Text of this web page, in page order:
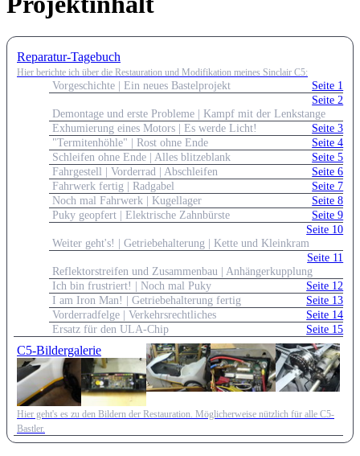
Reparatur-Tagebuch
Hier berichte ich über die Restauration und Modifikation meines Sinclair C5:
Seite 1
Vorgeschichte | Ein neues Bastelprojekt
Seite 2
Demontage und erste Probleme | Kampf mit der Lenkstange
Seite 3
Exhumierung eines Motors | Es werde Licht!
Seite 4
"Termitenhöhle" | Rost ohne Ende
Seite 5
Schleifen ohne Ende | Alles blitzeblank
Seite 6
Fahrgestell | Vorderrad | Abschleifen
Seite 7
Fahrwerk fertig | Radgabel
Seite 8
Noch mal Fahrwerk | Kugellager
Seite 9
Puky geopfert | Elektrische Zahnbürste
Seite 10
Weiter geht's! | Getriebehalterung | Kette und Kleinkram
Seite 11
Reflektorstreifen und Zusammenbau | Anhängerkupplung
Seite 12
Ich bin frustriert! | Noch mal Puky
Seite 13
I am Iron Man! | Getriebehalterung fertig
Seite 14
Vorderradfelge | Verkehrsrechtliches
Seite 15
Ersatz für den ULA-Chip
C5-Bildergalerie
Hier geht's es zu den Bildern der Restauration. Möglicherweise nützlich für alle C5-
Bastler.